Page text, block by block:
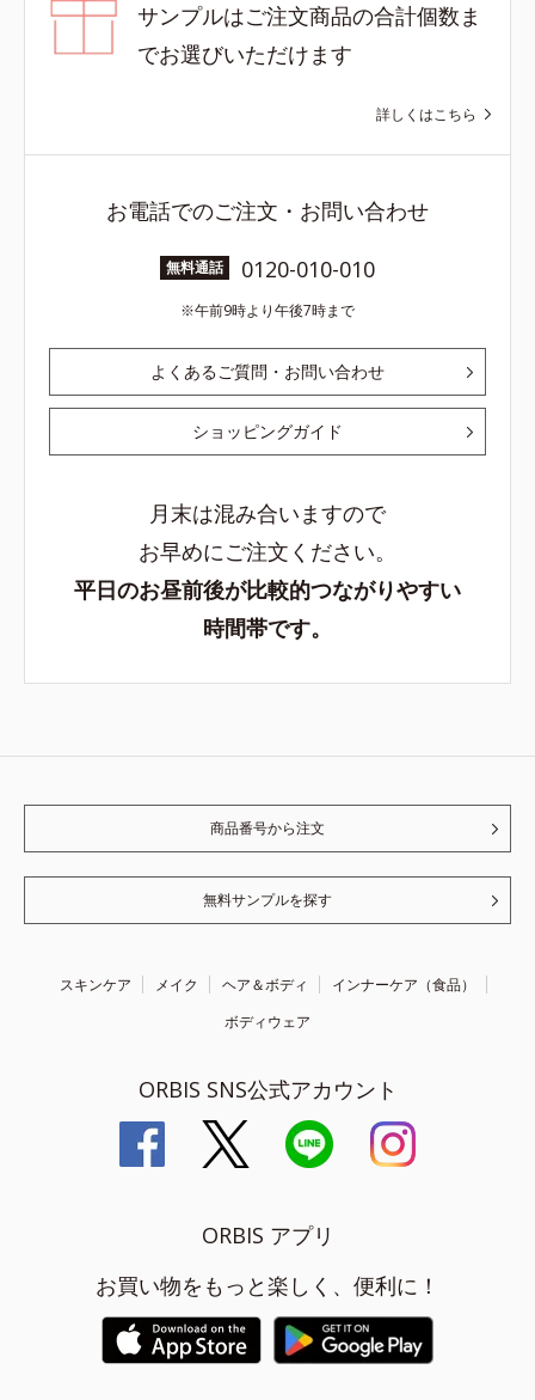
サンプルはご注文商品の合計個数ま
でお選びいただけます
詳しくはこちら
お電話でのご注文・お問い合わせ
無料通話 0120-010-010
午前9時より午後7時まで
よくあるご質問・お問い合わせ
ショッピングガイド
月末は混み合いますので
お早めにご注文ください。
平日のお昼前後が比較的つながりやすい
時間帯です。
商品番号から注文
無料サンプルを探す
スキンケア メイク ヘア＆ボディ
インナーケア（食品）
ボディウェア
ORBIS SNS公式アカウント
ORBIS アプリ
お買い物をもっと楽しく、便利に！